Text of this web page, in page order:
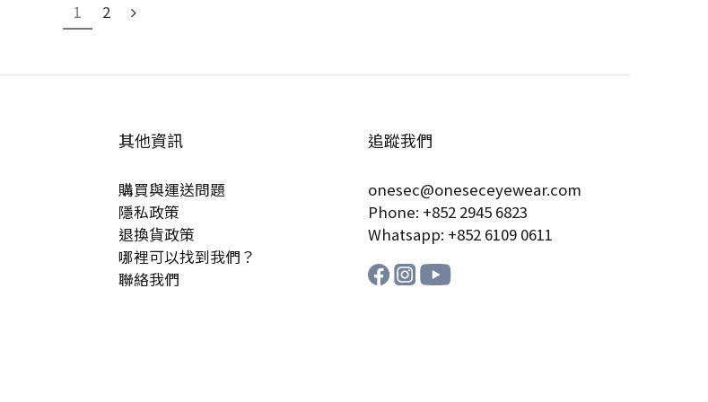
1 2
其他資訊
購買與運送問題
隱私政策
退換貨政策
哪裡可以找到我們？
聯絡我們
追蹤我們
onesec@oneseceyewear.com
Phone: +852 2945 6823
Whatsapp: +852 6109 0611